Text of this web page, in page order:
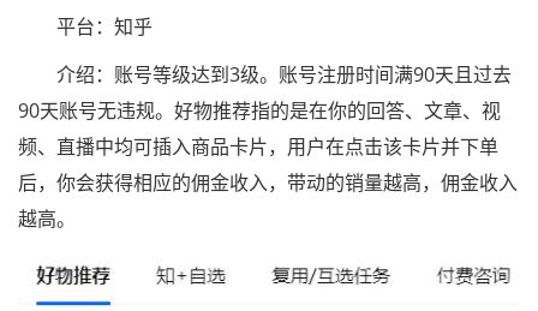
平台：知乎
介绍：账号等级达到3级。账号注册时间满90天且过去
90天账号无违规。好物推荐指的是在你的回答、文章、视
频、直播中均可插入商品卡片，用户在点击该卡片并下单
后，你会获得相应的佣金收入，带动的销量越高，佣金收入
越高。